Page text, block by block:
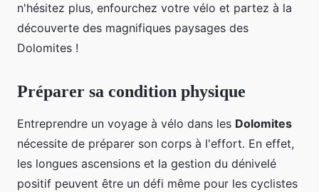
n'hésitez plus, enfourchez votre vélo et partez à la
découverte des magnifiques paysages des
Dolomites !
Préparer sa condition physique
Entreprendre un voyage à vélo dans les Dolomites
nécessite de préparer son corps à l'effort. En effet,
les longues ascensions et la gestion du dénivelé
positif peuvent être un défi même pour les cyclistes